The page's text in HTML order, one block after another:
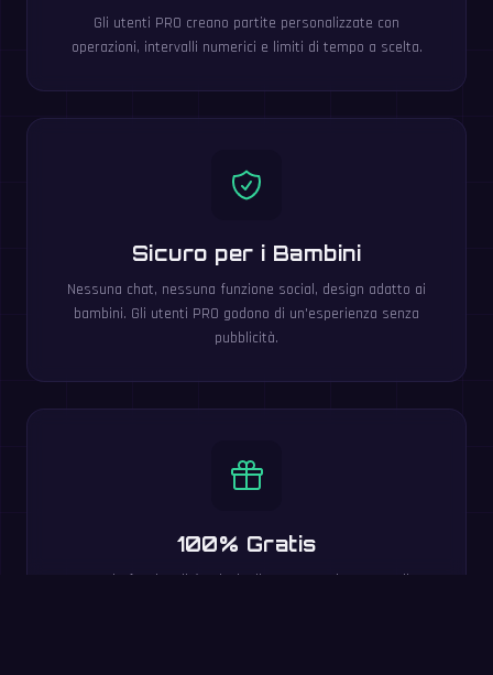
Gli utenti PRO creano partite personalizzate con
operazioni, intervalli numerici e limiti di tempo a scelta.
Sicuro per i Bambini
Nessuna chat, nessuna funzione social, design adatto ai
bambini. Gli utenti PRO godono di un'esperienza senza
pubblicità.
100% Gratis
Tutte le funzionalità principali sono gratuite. Battaglie